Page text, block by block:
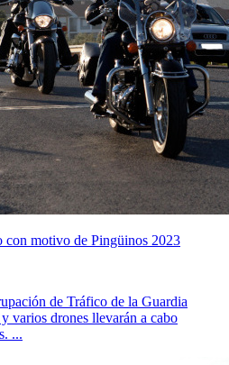
con motivo de Pingüinos 2023
de Tráfico de la Guardia
varios drones llevarán a cabo
...